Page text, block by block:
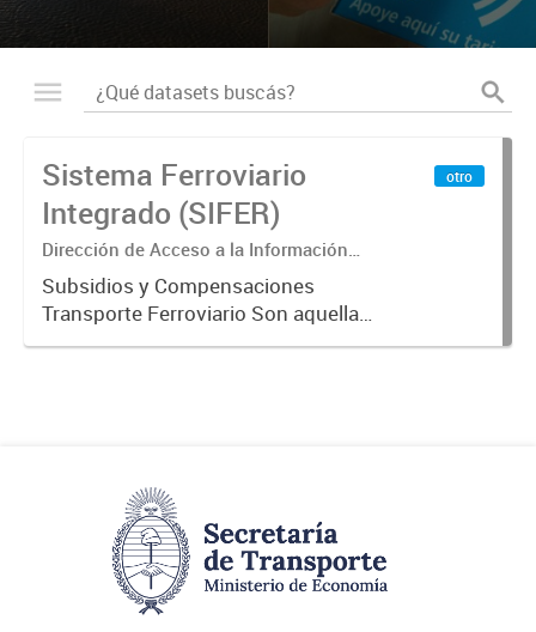
Sistema Ferroviario
Integrado (SIFER)
Dirección de Acceso a la Información
Pública y Transparencia
Subsidios y Compensaciones
Transporte Ferroviario Son aquellas
transferencias realizadas por la
otro